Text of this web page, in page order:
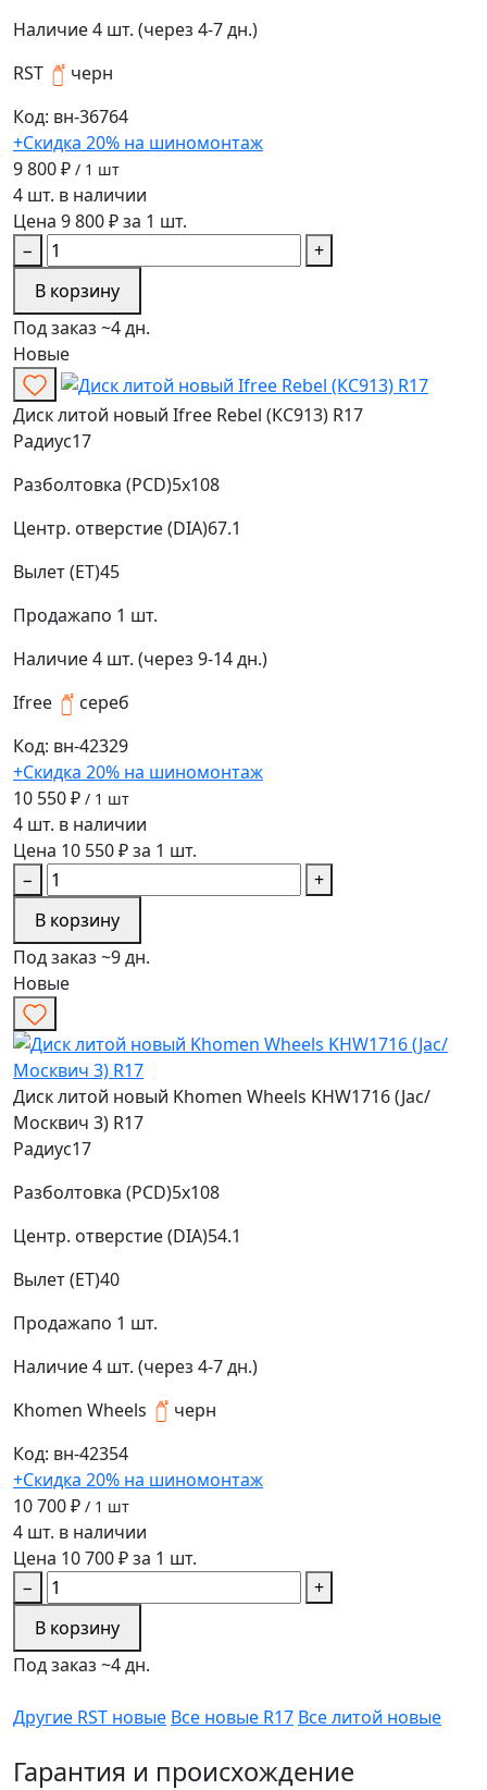
Наличие4 шт. (через 4-7 дн.)
RST
черн
Код: вн-36764
+Скидка 20% на шиномонтаж
9 800 ₽ / 1 шт
4 шт. в наличии
Цена 9 800 ₽ за 1 шт.
−
+
В корзину
Под заказ ~4 дн.
Новые
Диск литой новый Ifree Rebel (КС913) R17
Радиус17
Разболтовка (PCD)5x108
Центр. отверстие (DIA)67.1
Вылет (ET)45
Продажапо 1 шт.
Наличие4 шт. (через 9-14 дн.)
Ifree
сереб
Код: вн-42329
+Скидка 20% на шиномонтаж
10 550 ₽ / 1 шт
4 шт. в наличии
Цена 10 550 ₽ за 1 шт.
−
+
В корзину
Под заказ ~9 дн.
Новые
Диск литой новый Khomen Wheels KHW1716 (Jac/
Москвич 3) R17
Радиус17
Разболтовка (PCD)5x108
Центр. отверстие (DIA)54.1
Вылет (ET)40
Продажапо 1 шт.
Наличие4 шт. (через 4-7 дн.)
Khomen Wheels
черн
Код: вн-42354
+Скидка 20% на шиномонтаж
10 700 ₽ / 1 шт
4 шт. в наличии
Цена 10 700 ₽ за 1 шт.
−
+
В корзину
Под заказ ~4 дн.
Другие RST новые Все новые R17 Все литой новые
Гарантия и происхождение